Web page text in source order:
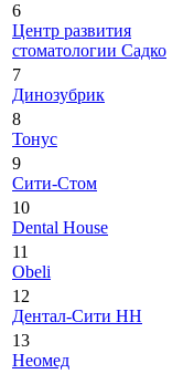
6
Центр развития
стоматологии Садко
7
Динозубрик
8
Тонус
9
Сити-Стом
10
Dental House
11
Obeli
12
Дентал-Сити НН
13
Неомед